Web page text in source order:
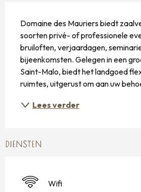
Domaine des Mauriers biedt
soorten privé- of professionele
bruiloften, verjaardagen,
bijeenkomsten. Gelegen in een
Saint-Malo, biedt het landgoed
ruimtes, uitgerust om aan uw
Lees verder
DIENSTEN
Wifi